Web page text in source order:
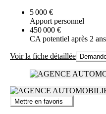
5 000 €
Apport personnel
450 000 €
CA potentiel après 2 ans
Voir la fiche détaillée
Mettre en favoris